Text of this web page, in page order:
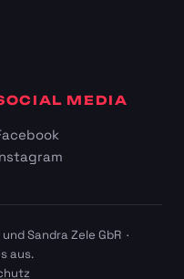
MEDIA
Sandra Zele GbR ·
aus.